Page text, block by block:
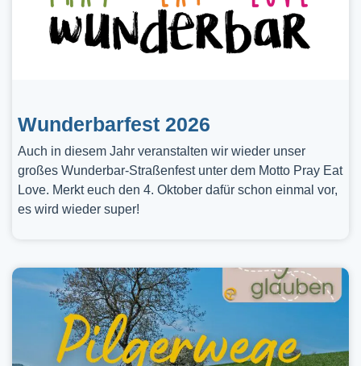
Wunderbarfest 2026
Auch in diesem Jahr veranstalten wir wieder unser
großes Wunderbar-Straßenfest unter dem Motto Pray Eat
Love. Merkt euch den 4. Oktober dafür schon einmal vor,
es wird wieder super!